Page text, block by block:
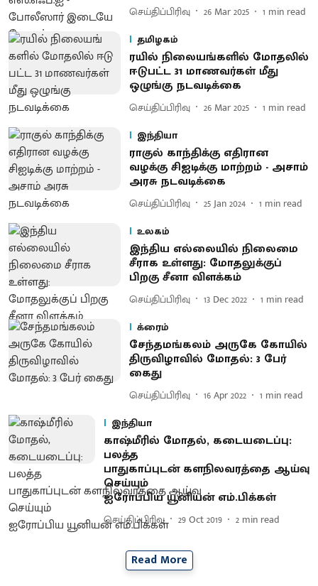
செய்திப்பிரிவு 26 Mar 2025 1 min read
தமிழகம்
ர​யில் நிலை​யங்​களில் மோதலில்
ஈடு​பட்ட 31 மாணவர்​கள் மீது
ஒழுங்கு நடவடிக்கை
செய்திப்பிரிவு 26 Mar 2025 1 min read
இந்தியா
ராகுல் காந்திக்கு எதிரான
வழக்கு சிஐடிக்கு மாற்றம் - அசாம்
அரசு நடவடிக்கை
செய்திப்பிரிவு 25 Jan 2024 1 min read
உலகம்
இந்திய எல்லையில் நிலைமை
சீராக உள்ளது: மோதலுக்குப்
பிறகு சீனா விளக்கம்
செய்திப்பிரிவு 13 Dec 2022 1 min read
க்ரைம்
சேந்தமங்கலம் அருகே கோயில்
திருவிழாவில் மோதல்: 3 பேர்
கைது
செய்திப்பிரிவு 16 Apr 2022 1 min read
இந்தியா
காஷ்மீரில் மோதல், கடையடைப்பு:
பலத்த
பாதுகாப்புடன் களநிலவரத்தை ஆய்வு
செய்யும்
ஐரோப்பிய யூனியன் எம்.பிக்கள்
செய்திப்பிரிவு 29 Oct 2019 2 min read
Read More